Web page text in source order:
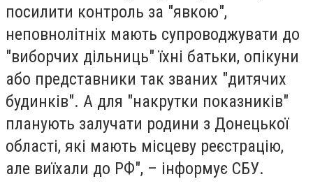
посилити контроль за "явкою",
неповнолітніх мають супроводжувати до
"виборчих дільниць" їхні батьки, опікуни
або представники так званих "дитячих
будинків". А для "накрутки показників"
планують залучати родини з Донецької
області, які мають місцеву реєстрацію,
але виїхали до РФ", – інформує СБУ.